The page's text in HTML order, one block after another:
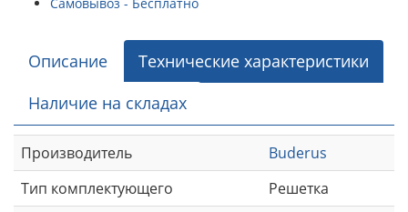
Описание
Технические характеристики
Наличие на складах
Производитель
Buderus
Тип комплектующего
Решетка